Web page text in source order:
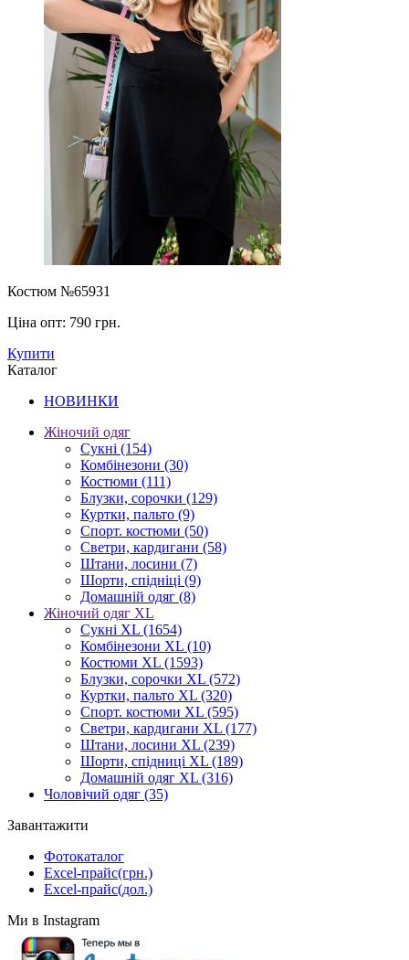
Костюм №65931
Ціна опт: 790 грн.
Купити
Каталог
НОВИНКИ
Жіночий одяг
Сукні (154)
Комбінезони (30)
Костюми (111)
Блузки, сорочки (129)
Куртки, пальто (9)
Спорт. костюми (50)
Светри, кардигани (58)
Штани, лосини (7)
Шорти, спідніці (9)
Домашній одяг (8)
Жіночий одяг XL
Cукні XL (1654)
Комбінезони XL (10)
Костюми XL (1593)
Блузки, сорочки XL (572)
Куртки, пальто XL (320)
Спорт. костюми XL (595)
Светри, кардигани XL (177)
Штани, лосини XL (239)
Шорти, спідниці XL (189)
Домашній одяг XL (316)
Чоловічий одяг (35)
Завантажити
Фотокаталог
Excel-прайс(грн.)
Excel-прайс(дол.)
Ми в Instagram